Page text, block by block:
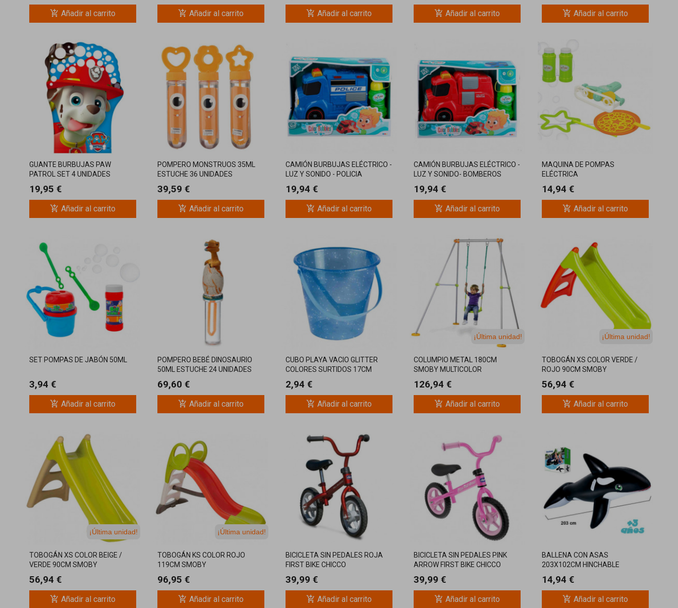
add_shopping_cart Añadir al carrito add_shopping_cart Añadir al carrito add_shopping_cart Añadir al carrito add_shopping_cart Añadir al carrito add_shopping_cart Añadir al carrito
GUANTE BURBUJAS PAW
PATROL SET 4 UNIDADES
19,95 €
add_shopping_cart Añadir al carrito
POMPERO MONSTRUOS 35ML
ESTUCHE 36 UNIDADES
39,59 €
add_shopping_cart Añadir al carrito
CAMIÓN BURBUJAS ELÉCTRICO -
LUZ Y SONIDO - POLICIA
19,94 €
add_shopping_cart Añadir al carrito
CAMIÓN BURBUJAS ELÉCTRICO -
LUZ Y SONIDO- BOMBEROS
19,94 €
add_shopping_cart Añadir al carrito
MAQUINA DE POMPAS
ELÉCTRICA
14,94 €
add_shopping_cart Añadir al carrito
SET POMPAS DE JABÓN 50ML
3,94 €
add_shopping_cart Añadir al carrito
POMPERO BEBÉ DINOSAURIO
50ML ESTUCHE 24 UNIDADES
69,60 €
add_shopping_cart Añadir al carrito
CUBO PLAYA VACIO GLITTER
COLORES SURTIDOS 17CM
2,94 €
add_shopping_cart Añadir al carrito
¡Última unidad!
COLUMPIO METAL 180CM
SMOBY MULTICOLOR
126,94 €
add_shopping_cart Añadir al carrito
¡Última unidad!
TOBOGÁN XS COLOR VERDE /
ROJO 90CM SMOBY
56,94 €
add_shopping_cart Añadir al carrito
¡Última unidad!
TOBOGÁN XS COLOR BEIGE /
VERDE 90CM SMOBY
56,94 €
add_shopping_cart Añadir al carrito
¡Última unidad!
TOBOGÁN KS COLOR ROJO
119CM SMOBY
96,95 €
add_shopping_cart Añadir al carrito
BICICLETA SIN PEDALES ROJA
FIRST BIKE CHICCO
39,99 €
add_shopping_cart Añadir al carrito
BICICLETA SIN PEDALES PINK
ARROW FIRST BIKE CHICCO
39,99 €
add_shopping_cart Añadir al carrito
BALLENA CON ASAS
203X102CM HINCHABLE
14,94 €
add_shopping_cart Añadir al carrito